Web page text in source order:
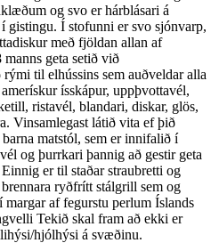
og svo er hárblásari á
gistingu. Í stofunni er svo sjónvarp,
með fjöldan allan af
geta setið við
til elhússins sem auðveldar alla
ísskápur, uppþvottavél,
ristavél, blandari, diskar, glös,
Vinsamlegast látið vita ef þið
matstól, sem er innifalið í
og þurrkari þannig að gestir geta
er til staðar straubretti og
ryðfrítt stálgrill sem og
af fegurstu perlum Íslands
Tekið skal fram að ekki er
hjólhýsi á svæðinu.